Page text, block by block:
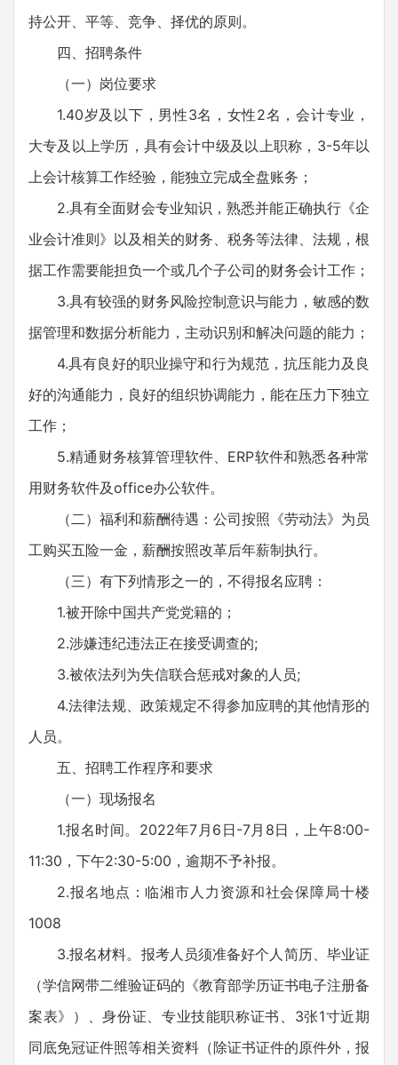
持公开、平等、竞争、择优的原则。
四、招聘条件
（一）岗位要求
1.40岁及以下，男性3名，女性2名，会计专业，
大专及以上学历，具有会计中级及以上职称，3-5年以
上会计核算工作经验，能独立完成全盘账务；
2.具有全面财会专业知识，熟悉并能正确执行《企
业会计准则》以及相关的财务、税务等法律、法规，根
据工作需要能担负一个或几个子公司的财务会计工作；
3.具有较强的财务风险控制意识与能力，敏感的数
据管理和数据分析能力，主动识别和解决问题的能力；
4.具有良好的职业操守和行为规范，抗压能力及良
好的沟通能力，良好的组织协调能力，能在压力下独立
工作；
5.精通财务核算管理软件、ERP软件和熟悉各种常
用财务软件及office办公软件。
（二）福利和薪酬待遇：公司按照《劳动法》为员
工购买五险一金，薪酬按照改革后年薪制执行。
（三）有下列情形之一的，不得报名应聘：
1.被开除中国共产党党籍的；
2.涉嫌违纪违法正在接受调查的;
3.被依法列为失信联合惩戒对象的人员;
4.法律法规、政策规定不得参加应聘的其他情形的
人员。
五、招聘工作程序和要求
（一）现场报名
1.报名时间。2022年7月6日-7月8日，上午8:00-
11:30，下午2:30-5:00，逾期不予补报。
2.报名地点：临湘市人力资源和社会保障局十楼
1008
3.报名材料。报考人员须准备好个人简历、毕业证
（学信网带二维验证码的《教育部学历证书电子注册备
案表》）、身份证、专业技能职称证书、3张1寸近期
同底免冠证件照等相关资料（除证书证件的原件外，报